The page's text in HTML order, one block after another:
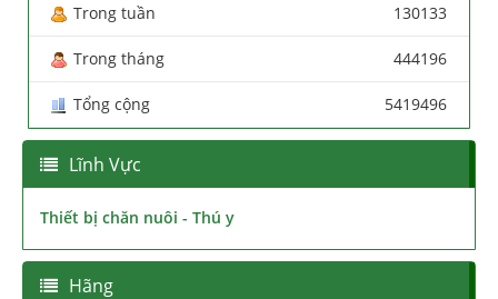
Trong tuần 130133
Trong tháng 444196
Tổng cộng 5419496
Lĩnh Vực
Thiết bị chăn nuôi - Thú y
Hãng